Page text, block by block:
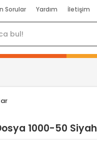
Sorular Yardım İletişim
1000-50 Siyah